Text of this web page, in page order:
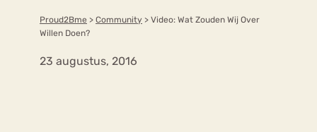
Proud2Bme > Community > Video: Wat Zouden Wij Over
Willen Doen?
23 augustus, 2016
VEEL GEZOCHTE TERMEN